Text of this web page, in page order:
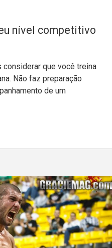
nível competitivo
considerar que você treina
Não faz preparação
de um